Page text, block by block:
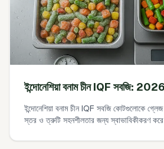
ইন্দোনেশিয়া বনাম চীন IQF সবজি: 2026
ইন্দোনেশিয়া বনাম চীন IQF সবজি কোটগুলোকে
স্তর ও ত্রুটি সহনশীলতার জন্য স্বাভাবিকীকরণ
১০-মিনিটের ডিগ্লেজ ফিল্ড টেস্ট, এবং গ্লেজ